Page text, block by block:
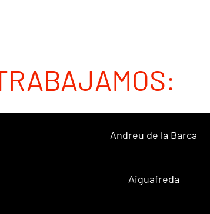
Andreu de la Barca
Aiguafreda